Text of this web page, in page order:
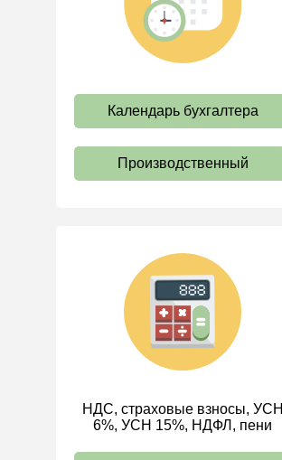
труда
Отпуск и время отдыха
Ответственность и
взыскания
Пенсии
должностные инструкции
Трудовые книжки
Кадровые документы и
образцы
Персональные данные
ИП
Календарь бухгалтера
Производственный
НДС, страховые взносы, УСН
6%, УСН 15%, НДФЛ, пени